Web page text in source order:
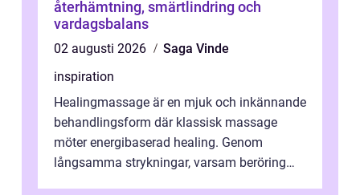
återhämtning, smärtlindring och
vardagsbalans
02 augusti 2026
Saga Vinde
inspiration
Healingmassage är en mjuk och inkännande
behandlingsform där klassisk massage
möter energibaserad healing. Genom
långsamma strykningar, varsam beröring